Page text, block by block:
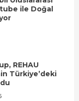
ile Doğal
REHAU
Türkiye’deki